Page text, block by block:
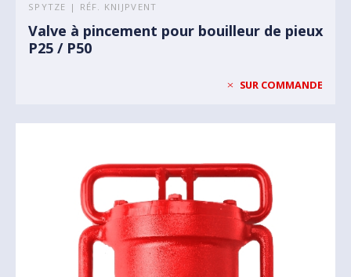
SPYTZE | RÉF. KNIJPVENT
Valve à pincement pour bouilleur de pieux
P25 / P50
SUR COMMANDE